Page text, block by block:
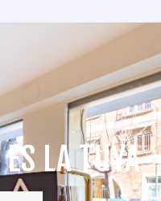
LA TUYA